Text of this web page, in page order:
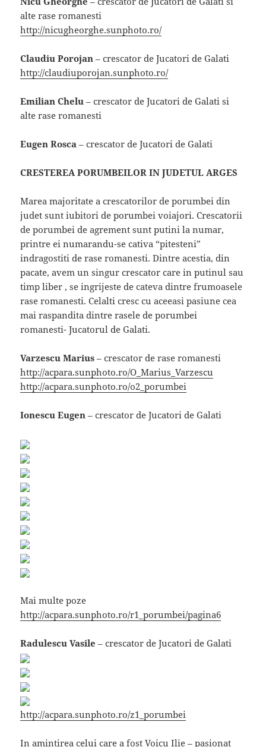
alte rase romanesti
http://nicugheorghe.sunphoto.ro/
Claudiu Porojan – crescator de Jucatori de Galati
http://claudiuporojan.sunphoto.ro/
Emilian Chelu – crescator de Jucatori de Galati si
alte rase romanesti
Eugen Rosca – crescator de Jucatori de Galati
CRESTEREA PORUMBEILOR IN JUDETUL ARGES
Marea majoritate a crescatorilor de porumbei din
judet sunt iubitori de porumbei voiajori. Crescatorii
de porumbei de agrement sunt putini la numar,
printre ei numarandu-se cativa “pitesteni”
indragostiti de rase romanesti. Dintre acestia, din
pacate, avem un singur crescator care in putinul sau
timp liber , se ingrijeste de cateva dintre frumoasele
rase romanesti. Celalti cresc cu aceeasi pasiune cea
mai raspandita dintre rasele de porumbei
romanesti- Jucatorul de Galati.
Varzescu Marius – crescator de rase romanesti
http://acpara.sunphoto.ro/O_Marius_Varzescu
http://acpara.sunphoto.ro/o2_porumbei
Ionescu Eugen – crescator de Jucatori de Galati
Mai multe poze
http://acpara.sunphoto.ro/r1_porumbei/pagina6
Radulescu Vasile – crescator de Jucatori de Galati
http://acpara.sunphoto.ro/z1_porumbei
In amintirea celui care a fost Voicu Ilie – pasionat